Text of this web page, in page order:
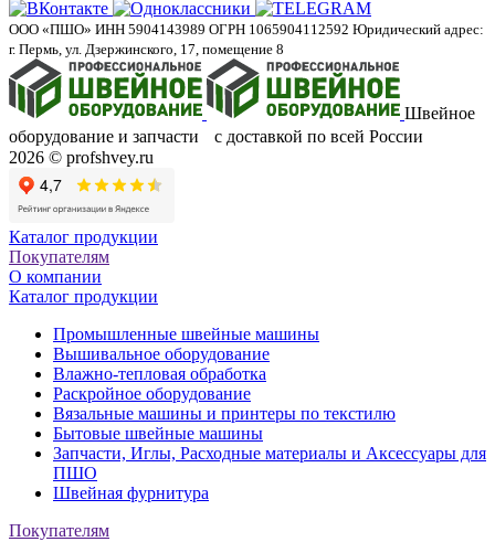
ООО «ПШО» ИНН 5904143989 ОГРН 1065904112592 Юридический адрес:
г. Пермь, ул. Дзержинского, 17, помещение 8
Швейное
оборудование и запчасти с доставкой по всей России
2026 © profshvey.ru
Каталог продукции
Покупателям
О компании
Каталог продукции
Промышленные швейные машины
Вышивальное оборудование
Влажно-тепловая обработка
Раскройное оборудование
Вязальные машины и принтеры по текстилю
Бытовые швейные машины
Запчасти, Иглы, Расходные материалы и Аксессуары для
ПШО
Швейная фурнитура
Покупателям